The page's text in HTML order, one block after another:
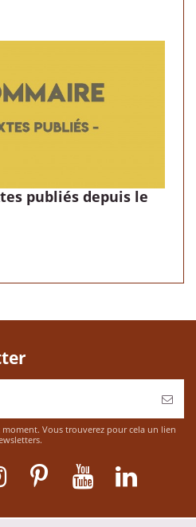
publiés depuis le
Vous trouverez pour cela un lien